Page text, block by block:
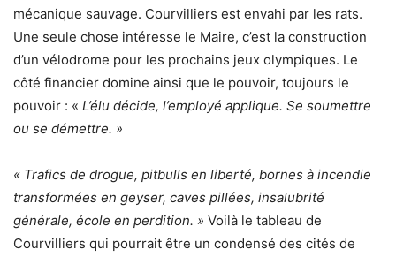
mécanique sauvage. Courvilliers est envahi par les rats.
Une seule chose intéresse le Maire, c’est la construction
d’un vélodrome pour les prochains jeux olympiques. Le
côté financier domine ainsi que le pouvoir, toujours le
pouvoir : « L’élu décide, l’employé applique. Se soumettre
ou se démettre. »
« Trafics de drogue, pitbulls en liberté, bornes à incendie
transformées en geyser, caves pillées, insalubrité
générale, école en perdition. » Voilà le tableau de
Courvilliers qui pourrait être un condensé des cités de